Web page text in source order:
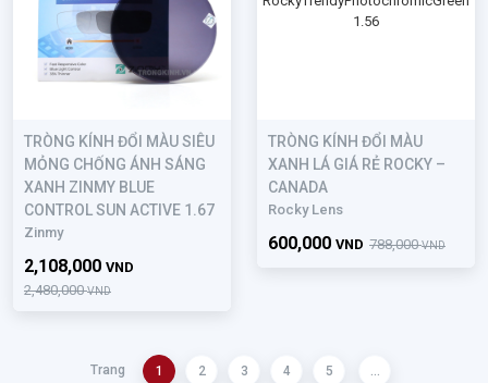
TRÒNG KÍNH ĐỔI MÀU SIÊU
MỎNG CHỐNG ÁNH SÁNG
XANH ZINMY BLUE
CONTROL SUN ACTIVE 1.67
Zinmy
2,480,000VND
2,108,000 VND
TRÒNG KÍNH ĐỔI MÀU
XANH LÁ GIÁ RẺ ROCKY –
CANADA
Rocky Lens
788,000VND
600,000 VND
Trang 1 2 3 4 5 ...